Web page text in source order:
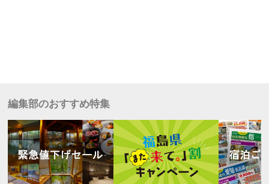
編集部のおすすめ特集